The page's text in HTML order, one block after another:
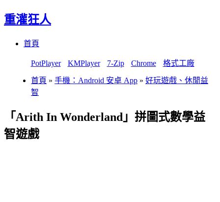
重灌狂人
首頁
PotPlayer KMPlayer 7-Zip Chrome 格式工廠
首頁 » 手機：Android 安卓 App » 好玩遊戲、休閒益
智
「Arith In Wonderland」拼圖式數學益
智遊戲